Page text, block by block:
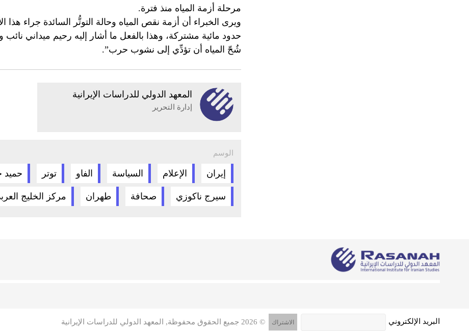
مرحلة أزمة المياه منذ فترة.
ويرى الخبراء أن أزمة نقص المياه وحالة التوتُّر السائدة جراء هذا
حدود مائية مشتركة، وهذا بالفعل ما أشار إليه رحيم ميداني
شُحّ المياه أن تؤدِّي إلى نشوب حرب”.
المعهد الدولي للدراسات الإيرانية
إدارة التحرير
الوسم
إيران الإعلام السياسة الفاو توتر حميد
سيرج ناكوزي صحافة طهران مركز الخليج
البريد الإلكتروني © 2026 جميع الحقوق محفوظة, المعهد الدولي للدراسات الإيرانية